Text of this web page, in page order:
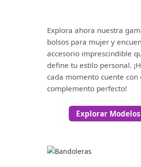
Explora ahora nuestra
bolsos para mujer y
accesorio imprescindible
define tu estilo personal.
cada momento cuente con
complemento perfecto!
Explorar Modelos